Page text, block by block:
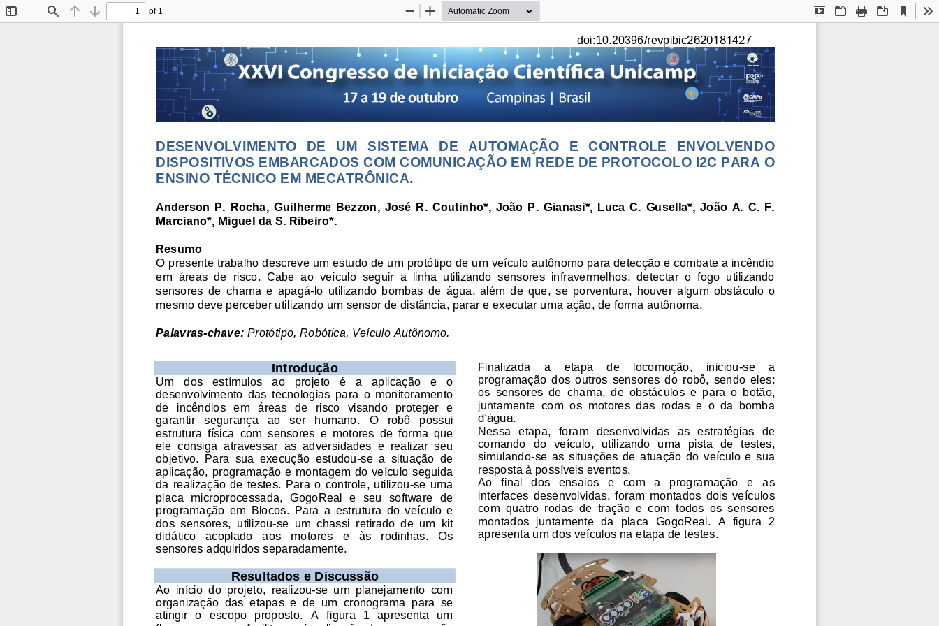
Find Previous
Next
of 1
Presentation
OpenPrint Download
Current
View
Zoom
Zoom
doi:10.20396/revpibic2620181427
DESENVOLVIMENTO   DE   UM   SISTEMA   DE   AUTOMAÇÃO   E   CONTROLE   ENVOLVENDO
DISPOSITIVOS EMBARCADOS COM COMUNICAÇÃO EM REDE DE PROTOCOLO I2C PARA O
ENSINO TÉCNICO EM MECATRÔNICA.
Anderson  P.  Rocha,  Guilherme  Bezzon,  José  R.  Coutinho*,  João  P.  Gianasi*,  Luca  C.  Gusella*,  João  A.  C.  F.
Marciano*, Miguel da S. Ribeiro*.
Resumo
O presente trabalho descreve um estudo de um protótipo de um veículo autônomo para detecção e combate a incêndio
em  áreas  de  risco.  Cabe  ao  veículo  seguir  a  linha  utilizando  sensores  infravermelhos,  detectar  o  fogo  utilizando
sensores  de  chama  e  apagá-lo  utilizando  bombas  de  água,  além  de  que,  se  porventura
houver  algum  obstáculo  o
mesmo deve perceber utilizando um sensor de distância, parar e executar uma ação, de forma autônoma.
Palavras-chave: Protótipo, Robótica, Veículo Autônomo.
Introdução
Um   dos   estímulos   ao   projeto   é   a   aplicação   e   o
desenvolvimento  das  tecnologias  para  o  monitoramento
de  incêndios  em  áreas  de  risco  visando  proteger  e
garantir   segurança   ao   ser   humano.
O   robô   possui
estrutura  física com  sensores  e  motores  de  forma  que
ele  consiga  atravessar  as  adversidades  e  realizar  seu
objetivo.  Para  sua  execução estudou-se  a  situação  de
aplicação , programação e montagem do veículo seguida
da  realização  de  testes.
Para  o  controle,  utilizou-se  uma
placa  microprocessada,  GogoReal  e  seu  software  de
programação em  Blocos Para  a  estrutura do  veículo  e
dos  sensores,
utilizou-se  um chassi retirado  de  um kit
didático
acoplado aos   motores   e às   rodinhas .   Os
sensores adquiridos separadamente.
Resultados e Discussão
Ao  início  do  projeto,  realizou-se  um  planejamento  com
organização  das  etapas  e  de  um  cronograma para se
atingir  o  escopo  proposto
A  figura  1  apresenta
um
Finalizada a etapa de    locomoção iniciou-se
a
programação  dos  outros  sensores  do  robô,  sendo  eles:
os sensores  de  chama,  de  obstáculos  e para  o  botão,
juntamente  com  os  motores  das  rodas  e  o  da  bomba
d’água.
Nessa  etapa,  foram  desenvolvidas  as  estratégias  de
comando  do  veículo,  utilizando  uma  pista  de  testes
simulando-se  as  situações  de  atuação  do  veículo  e  sua
resposta à possíveis eventos.
Ao   final   dos   ensaios   e   com   a   programação   e   as
interfaces  desenvolvidas,  foram  montados  dois  veículos
com  quatro  rodas  de  tração  e  com  todos  os  sensores
montados  juntamente  da  placa
GogoReal
A  figura  2
apresenta um dos veículos na etapa de testes.